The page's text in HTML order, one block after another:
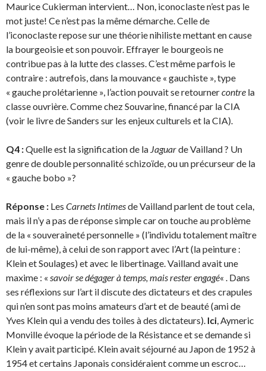
Maurice Cukierman intervient… Non, iconoclaste n’est pas le
mot juste! Ce n’est pas la même démarche. Celle de
l’iconoclaste repose sur une théorie nihiliste mettant en cause
la bourgeoisie et son pouvoir. Effrayer le bourgeois ne
contribue pas à la lutte des classes. C’est même parfois le
contraire : autrefois, dans la mouvance « gauchiste », type
« gauche prolétarienne », l’action pouvait se retournercontre la
classe ouvrière. Comme chez Souvarine, financé par la CIA
(voir le livre de Sanders sur les enjeux culturels et la CIA).
Q4 :Quelle est la signification de la Jaguarde Vailland ? Un
genre de double personnalité schizoïde, ou un précurseur de la
« gauche bobo »?
Réponse : Les Carnets Intimesde Vailland parlent de tout cela,
mais il n’y a pas de réponse simple car on touche au problème
de la « souveraineté personnelle » (l’individu totalement maître
de lui-même), à celui de son rapport avec l’Art (la peinture :
Klein et Soulages) et avec le libertinage. Vailland avait une
maxime : « savoir se dégager à temps, mais rester engagé« . Dans
ses réflexions sur l’art il discute des dictateurs et des crapules
qui n’en sont pas moins amateurs d’art et de beauté (ami de
Yves Klein qui a vendu des toiles à des dictateurs). Ici, Aymeric
Monville évoque la période de la Résistance et se demande si
Klein y avait participé. Klein avait séjourné au Japon de 1952 à
1954 et certains Japonais considéraient comme un escroc…